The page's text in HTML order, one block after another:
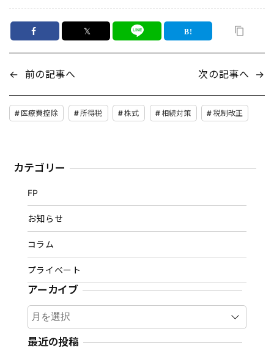
𝕏
← 前の記事へ 次の記事へ →
医療費控除 所得税 株式 相続対策 税制改正
カテゴリー
FP
お知らせ
コラム
プライベート
アーカイブ
ア
ー
カ
最近の投稿